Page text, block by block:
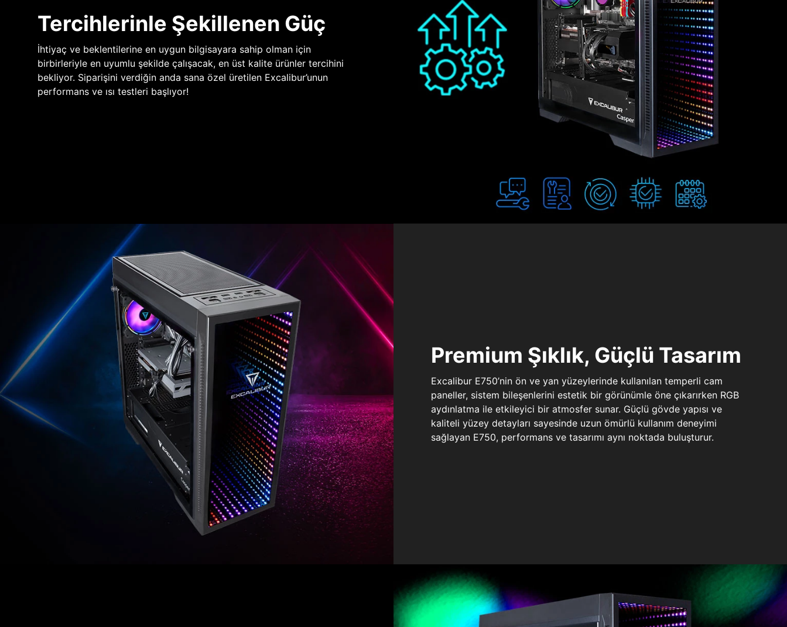
Tercihlerinle Şekillenen Güç
İhtiyaç ve beklentilerine en uygun bilgisayara sahip olman için
birbirleriyle en uyumlu şekilde çalışacak, en üst kalite ürünler tercihini
bekliyor. Siparişini verdiğin anda sana özel üretilen Excalibur’unun
performans ve ısı testleri başlıyor!
Premium Şıklık, Güçlü Tasarım
Excalibur E750’nin ön ve yan yüzeylerinde kullanılan temperli cam
paneller, sistem bileşenlerini estetik bir görünümle öne çıkarırken RGB
aydınlatma ile etkileyici bir atmosfer sunar. Güçlü gövde yapısı ve
kaliteli yüzey detayları sayesinde uzun ömürlü kullanım deneyimi
sağlayan E750, performans ve tasarımı aynı noktada buluşturur.